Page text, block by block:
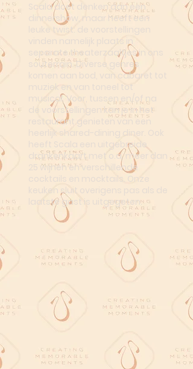
Scala doet denken aan een
dinnershow, maar heeft een
leuke twist: de voorstellingen
vinden namelijk plaats in
separate theaterzaaltjes in ons
souterrain. Diverse genres
komen aan bod, van cabaret tot
muziek en van toneel tot
musical. Voor, tussen en/of na
de voorstellingen kan je in het
restaurant genieten van een
heerlijk shared-dining diner. Ook
heeft Scala een uitgebreide
drankenkaart met o.a. meer dan
25 wijnen en verschillende
cocktails en mocktails. Onze
keuken sluit overigens pas als de
laatste gast is uitgegeten.